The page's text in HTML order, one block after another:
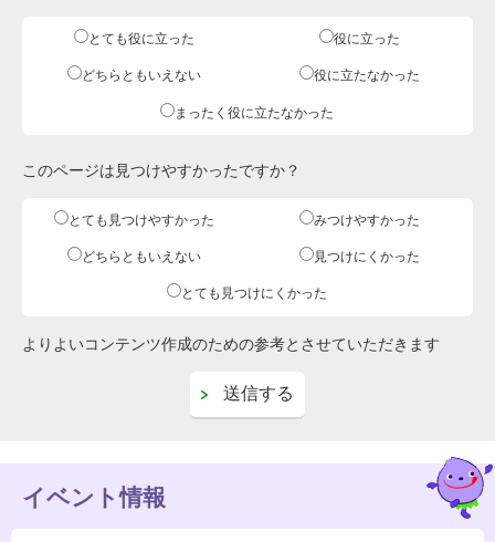
とても役に立った 役に立った
どちらともいえない 役に立たなかった
まったく役に立たなかった
このページは見つけやすかったですか？
とても見つけやすかった みつけやすかった
どちらともいえない 見つけにくかった
とても見つけにくかった
よりよいコンテンツ作成のための参考とさせていただきます
イベント情報